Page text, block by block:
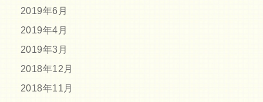
2019年6月
2019年4月
2019年3月
2018年12月
2018年11月